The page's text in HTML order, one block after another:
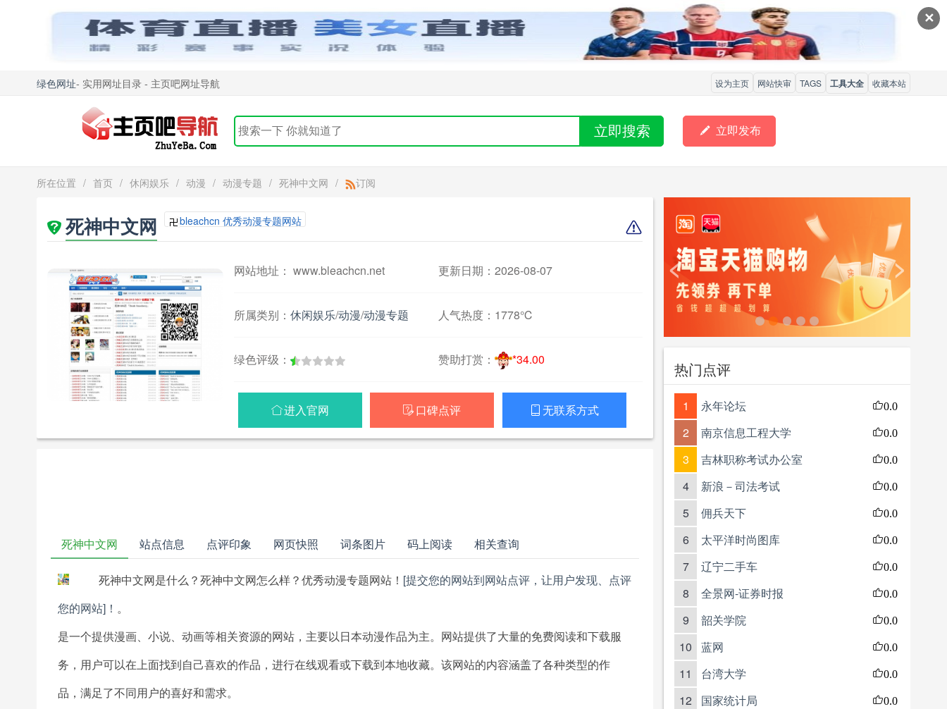
✕
绿色网址- 实用网址目录 - 主页吧网址导航 设为主页 网站快审 TAGS 工具大全 收藏本站
立即搜索  立即发布
所在位置 / 首页 / 休闲娱乐 / 动漫 / 动漫专题 / 死神中文网 / 订阅
死神中文网 bleachcn 优秀动漫专题网站
网站地址： www.bleachcn.net 更新日期：2026-08-07
所属类别： 休闲娱乐/动漫/动漫专题 人气热度： 1778℃
绿色评级： 赞助打赏： *34.00
进入官网  口碑点评  无联系方式
死神中文网 站点信息 点评印象 网页快照 词条图片 码上阅读 相关查询
死神中文网是什么？死神中文网怎么样？优秀动漫专题网站！ [提交您的网站到网站点评，让用户发现、点评
您的网站]！ 。
是一个提供漫画、小说、动画等相关资源的网站，主要以日本动漫作品为主。网站提供了大量的免费阅读和下载服
务，用户可以在上面找到自己喜欢的作品，进行在线观看或下载到本地收藏。该网站的内容涵盖了各种类型的作
品，满足了不同用户的喜好和需求。
< >
热门点评
1 永年论坛 0.0
2 南京信息工程大学 0.0
3 吉林职称考试办公室 0.0
4 新浪－司法考试 0.0
5 佣兵天下 0.0
6 太平洋时尚图库 0.0
7 辽宁二手车 0.0
8 全景网-证券时报 0.0
9 韶关学院 0.0
10 蓝网 0.0
11 台湾大学 0.0
12 国家统计局 0.0